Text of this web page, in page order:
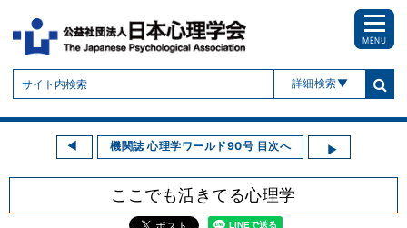
詳細検索
MENU
機関誌 心理学ワールド90号 目次へ
ここでも活きてる心理学